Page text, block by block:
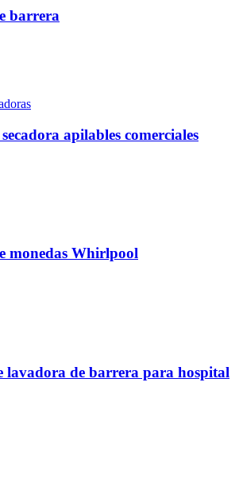
barrera
apilables comerciales
monedas Whirlpool
lavadora de barrera para hospital